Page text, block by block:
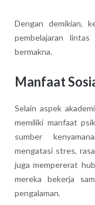
Dengan demikian,
pembelajaran
bermakna.
Manfaat
Selain aspek
memiliki manfaat
sumber
mengatasi stres,
juga mempererat
mereka bekerja
pengalaman.